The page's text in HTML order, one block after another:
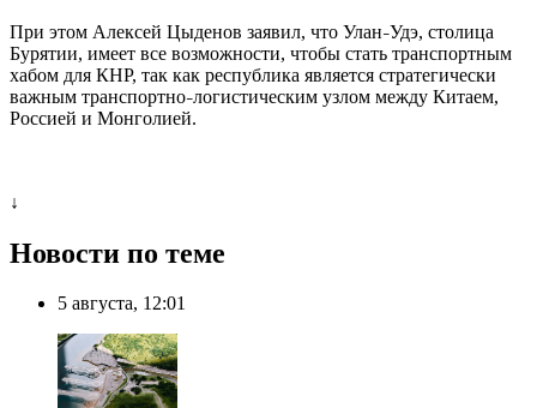
При этом Алексей Цыденов заявил, что Улан–Удэ, столица
Бурятии, имеет все возможности, чтобы стать транспортным
хабом для КНР, так как республика является стратегически
важным транспортно–логистическим узлом между Китаем,
Россией и Монголией.
↓
Новости по теме
5 августа, 12:01